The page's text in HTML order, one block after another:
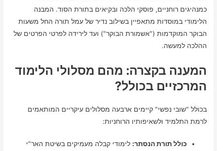
כמנהיגים רוחניים, פוסקי הלכה ובקיאים בתורת הסוד. המבנה
הלימודי במוסדות מתאפיין בשילוב נדיר של עמל תורה החל משעות
הבוקר המוקדמות ("אשמורת הבוקר") ועד לירידה לפרטי הפרטים של
ההלכה למעשה.
המענה בקצרה: מהם מסלולי הלימוד
המרכזיים בכולל?
בכולל "שובי נפשי" קיימים ארבעה מסלולים עיקריים המותאמים
לרמת התלמיד ולשאיפותיו הרוחניות:
כולל תורת הנסתר: לימודי קבלה מעמיקים בשיטת האר"י